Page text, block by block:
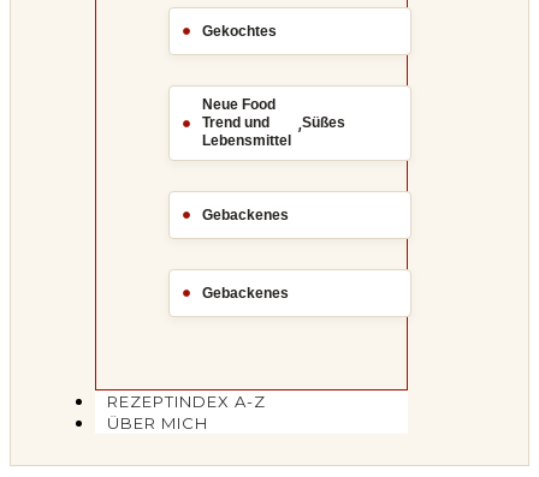
Gekochtes
Neue Food
Trend und
Lebensmittel
,Süßes
Gebackenes
Gebackenes
REZEPTINDEX A-Z
ÜBER MICH